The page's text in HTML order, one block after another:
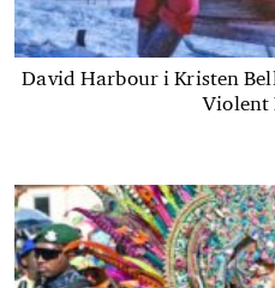
David Harbour i Kristen
Violent